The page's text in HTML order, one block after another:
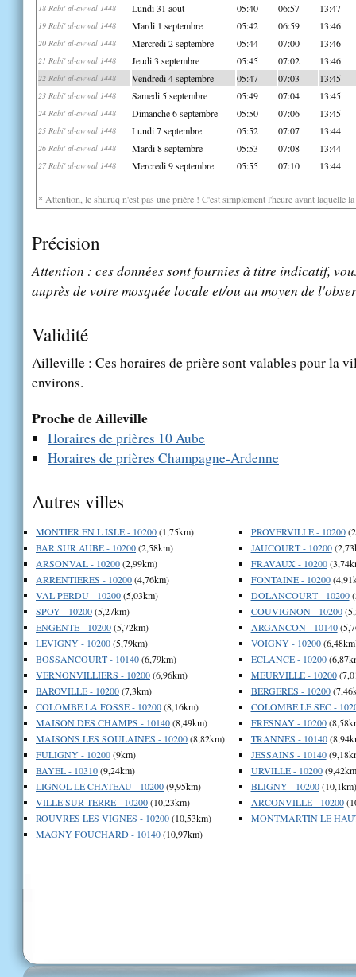
18 Rabi' al-awwal 1448 Lundi 31 août 05:40 06:57 13:47
19 Rabi' al-awwal 1448 Mardi 1 septembre 05:42 06:59 13:46
20 Rabi' al-awwal 1448 Mercredi 2 septembre 05:44 07:00 13:46
21 Rabi' al-awwal 1448 Jeudi 3 septembre 05:45 07:02 13:46
22 Rabi' al-awwal 1448 Vendredi 4 septembre 05:47 07:03 13:45
23 Rabi' al-awwal 1448 Samedi 5 septembre 05:49 07:04 13:45
24 Rabi' al-awwal 1448 Dimanche 6 septembre 05:50 07:06 13:45
25 Rabi' al-awwal 1448 Lundi 7 septembre 05:52 07:07 13:44
26 Rabi' al-awwal 1448 Mardi 8 septembre 05:53 07:08 13:44
27 Rabi' al-awwal 1448 Mercredi 9 septembre 05:55 07:10 13:44
* Attention, le shuruq n'est pas une prière ! C'est simplement l'heure avant laquelle
Précision
Attention : ces données sont fournies à titre indicatif,
auprès de votre mosquée locale et/ou au moyen de
Validité
Ailleville : Ces horaires de prière sont valables pour la
environs.
Proche de Ailleville
Horaires de prières 10 Aube
Horaires de prières Champagne-Ardenne
Autres villes
MONTIER EN L ISLE - 10200(1,75km)
BAR SUR AUBE - 10200(2,58km)
ARSONVAL - 10200(2,99km)
ARRENTIERES - 10200(4,76km)
VAL PERDU - 10200(5,03km)
SPOY - 10200(5,27km)
ENGENTE - 10200(5,72km)
LEVIGNY - 10200(5,79km)
BOSSANCOURT - 10140(6,79km)
VERNONVILLIERS - 10200(6,96km)
BAROVILLE - 10200(7,3km)
COLOMBE LA FOSSE - 10200(8,16km)
MAISON DES CHAMPS - 10140(8,49km)
MAISONS LES SOULAINES - 10200(8,82km)
FULIGNY - 10200(9km)
BAYEL - 10310(9,24km)
LIGNOL LE CHATEAU - 10200(9,95km)
VILLE SUR TERRE - 10200(10,23km)
ROUVRES LES VIGNES - 10200(10,53km)
MAGNY FOUCHARD - 10140(10,97km)
PROVERVILLE - 10200
JAUCOURT - 10200
FRAVAUX - 10200
FONTAINE - 10200
DOLANCOURT - 10200
COUVIGNON - 10200
ARGANCON - 10140
VOIGNY - 10200
ECLANCE - 10200
MEURVILLE - 10200
BERGERES - 10200
COLOMBE LE SEC -
FRESNAY - 10200
TRANNES - 10140
JESSAINS - 10140
URVILLE - 10200
BLIGNY - 10200(10,1km)
ARCONVILLE - 10200
MONTMARTIN LE